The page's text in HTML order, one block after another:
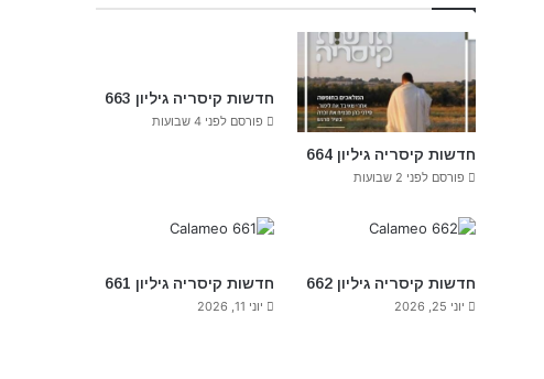
חדשות קיסריה גיליון 664
פורסם לפני 2 שבועות
חדשות קיסריה גיליון 663
פורסם לפני 4 שבועות
חדשות קיסריה גיליון 662
יוני 25, 2026
חדשות קיסריה גיליון 661
יוני 11, 2026